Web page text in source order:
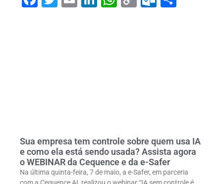
Sua empresa tem controle sobre quem usa IA
e como ela está sendo usada? Assista agora
o WEBINAR da Cequence e da e-Safer
Na última quinta-feira, 7 de maio, a e-Safer, em parceria
com a Cequence AI, realizou o webinar “IA sem controle é